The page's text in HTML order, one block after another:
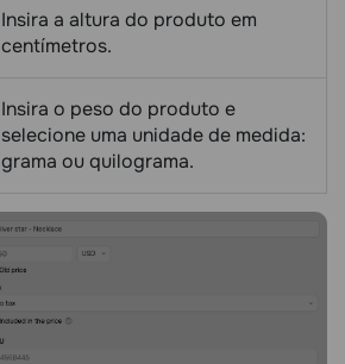
Insira a altura do produto em
centímetros.
Insira o peso do produto e
selecione uma unidade de medida:
grama ou quilograma.